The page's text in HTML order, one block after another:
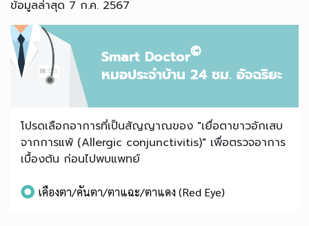
ข้อมูลล่าสุด 7 ก.ค. 2567
Smart Doctor©
หมอประจำบ้าน 24 ชม. อัจฉริยะ
โปรดเลือกอาการที่เป็นสัญญาณของ "เยื่อตาขาวอักเสบ
จากการแพ้ (Allergic conjunctivitis)" เพื่อตรวจอาการ
เบื้องต้น ก่อนไปพบแพทย์
เคืองตา/คันตา/ตาแฉะ/ตาแดง (Red Eye)